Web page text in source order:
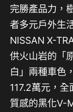
完勝產品力，
者多元戶外生
NISSAN X-
供火山岩的「
白」兩種車色
117.2萬元，
質感的黑化V-